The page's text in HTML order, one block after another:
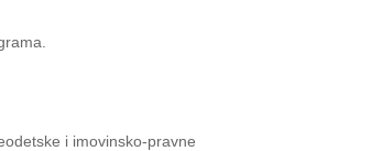
i imovinsko-pravne